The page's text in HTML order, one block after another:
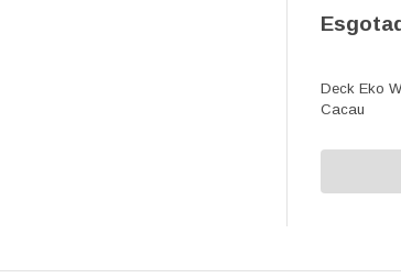
Deck Eko
Cacau